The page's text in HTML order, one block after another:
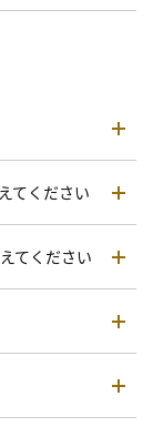
てください
てください